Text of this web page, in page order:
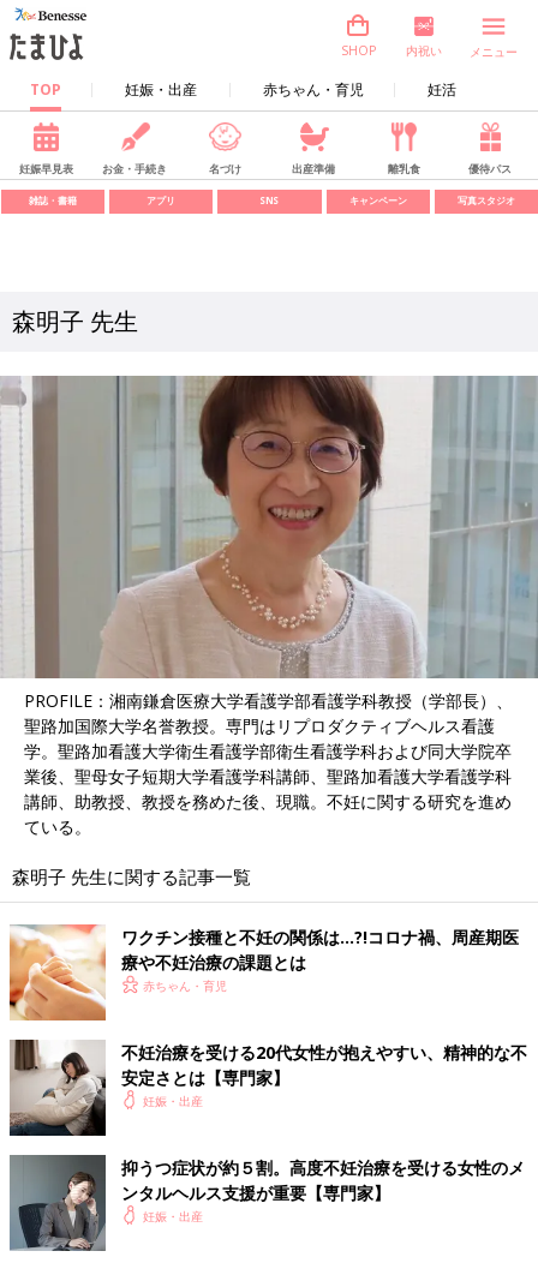
TOP 妊娠・出産 赤ちゃん・育児 妊活
SHOP 内祝い メニュー
妊娠早見表 お金・手続き 名づけ 出産準備 離乳食 優待パス
雑誌・書籍 アプリ SNS キャンペーン 写真スタジオ
森明子 先生
PROFILE：湘南鎌倉医療大学看護学部看護学科教授（学部長）、
聖路加国際大学名誉教授。専門はリプロダクティブヘルス看護
学。聖路加看護大学衛生看護学部衛生看護学科および同大学院卒
業後、聖母女子短期大学看護学科講師、聖路加看護大学看護学科
講師、助教授、教授を務めた後、現職。不妊に関する研究を進め
ている。
森明子 先生に関する記事一覧
ワクチン接種と不妊の関係は…?!コロナ禍、周産期医
療や不妊治療の課題とは
赤ちゃん・育児
不妊治療を受ける20代女性が抱えやすい、精神的な不
安定さとは【専門家】
妊娠・出産
抑うつ症状が約５割。高度不妊治療を受ける女性のメ
ンタルヘルス支援が重要【専門家】
妊娠・出産